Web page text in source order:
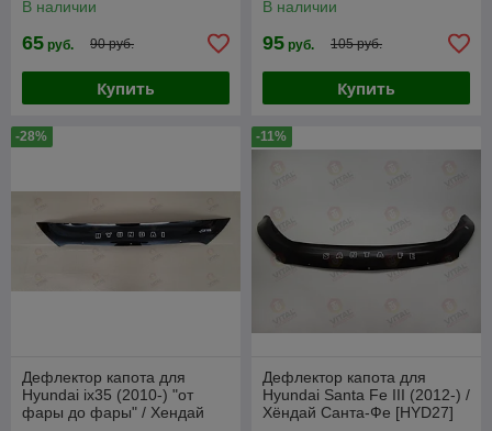
В наличии
65 руб. 90 руб.
Купить
В наличии
95 руб. 105 руб.
Купить
-28%
Дефлектор капота для
Hyundai ix35 (2010-) "от
фары до фары" / Хендай
-11%
Дефлектор капота для
Hyundai Santa Fe III (2012-) /
Хёндай Санта-Фе [HYD27]